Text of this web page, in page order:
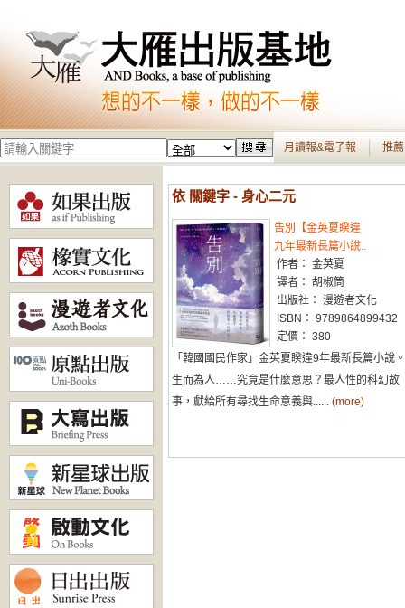
月讀報&電子報 推
依 關鍵字 - 身心二元
告別【金英夏睽違
九年最新長篇小說..
作者： 金英夏
譯者： 胡椒筒
出版社： 漫遊者文化
ISBN： 9789864899432
定價： 380
「韓國國民作家」金英夏睽違9年最新長篇小說。
生而為人……究竟是什麼意思？最人性的科幻故
事，獻給所有尋找生命意義與...... (more)